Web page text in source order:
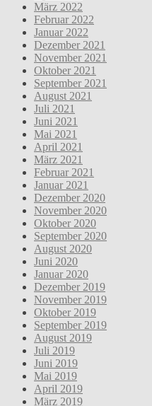
März 2022
Februar 2022
Januar 2022
Dezember 2021
November 2021
Oktober 2021
September 2021
August 2021
Juli 2021
Juni 2021
Mai 2021
April 2021
März 2021
Februar 2021
Januar 2021
Dezember 2020
November 2020
Oktober 2020
September 2020
August 2020
Juni 2020
Januar 2020
Dezember 2019
November 2019
Oktober 2019
September 2019
August 2019
Juli 2019
Juni 2019
Mai 2019
April 2019
März 2019